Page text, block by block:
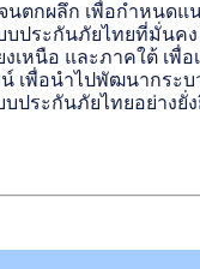
ตกผลึก เพื่อกำหนดแ
ประกันภัยไทยที่มั่นค
เหนือ และภาคใต้ เ
เพื่อนำไปพัฒนากระ
ระกันภัยไทยอย่างยั่